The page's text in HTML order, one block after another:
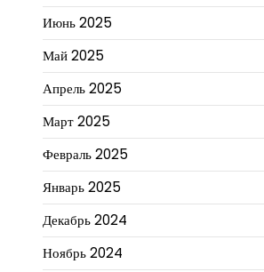
Июнь 2025
Май 2025
Апрель 2025
Март 2025
Февраль 2025
Январь 2025
Декабрь 2024
Ноябрь 2024